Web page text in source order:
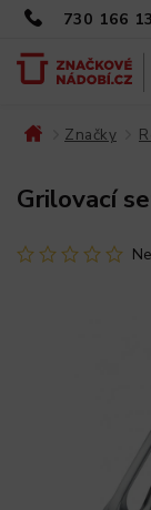
730 166
Značky
Grilovací